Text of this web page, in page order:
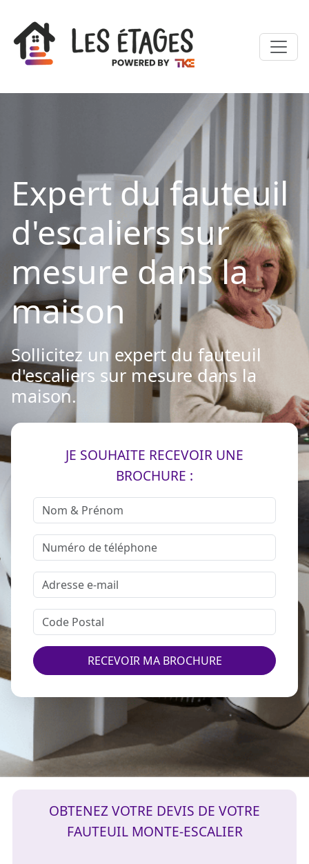
Expert du fauteuil
d'escaliers sur
mesure dans la
maison
Sollicitez un expert du fauteuil
d'escaliers sur mesure dans la
maison.
JE SOUHAITE RECEVOIR UNE
BROCHURE :
RECEVOIR MA BROCHURE
OBTENEZ VOTRE DEVIS DE VOTRE
FAUTEUIL MONTE-ESCALIER